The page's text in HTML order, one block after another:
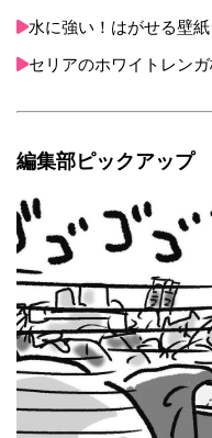
水に強い！はがせる壁
セリアのホワイトレンガ
編集部ピックアップ